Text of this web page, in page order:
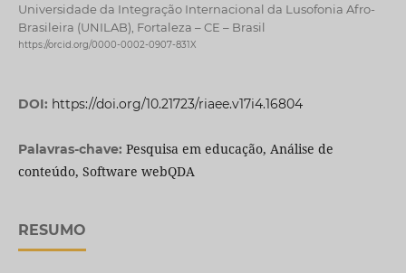
Universidade da Integração Internacional da Lusofonia Afro-
Brasileira (UNILAB), Fortaleza – CE – Brasil
https://orcid.org/0000-0002-0907-831X
DOI: https://doi.org/10.21723/riaee.v17i4.16804
Palavras-chave: Pesquisa em educação, Análise de
conteúdo, Software webQDA
RESUMO